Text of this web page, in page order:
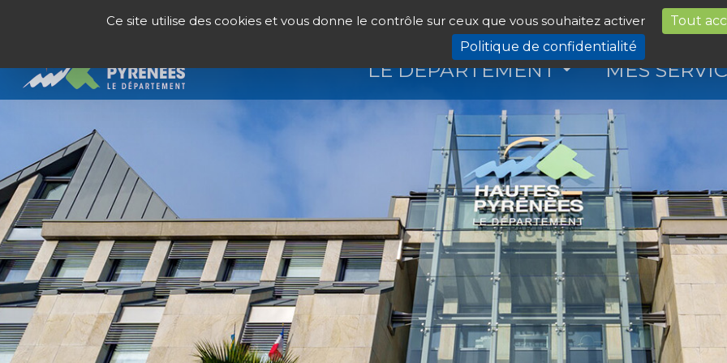
Ce site utilise des cookies et vous donne le contrôle sur ceux que vous souhaitez activer Tout
Politique de confidentialité
LE DÉPARTEMENT MES